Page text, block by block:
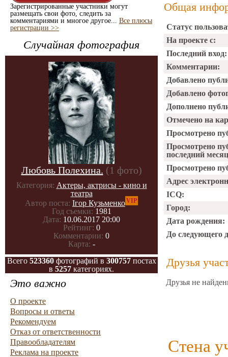
Зарегистрированные участники могут
размещать свои фото, следить за
комментариями и многое другое... Все плюсы
регистрации >>
Случайная фотография
Любовь Полехина. (1 фото)
Категория: Актеры, актрисы - кино и
театра
Автор поста: Ігор КузьменкоVIP
Год съемки: 1981
Дата: 10.06.2017 20:00
Рейтинг: 0
Комментарии: 0
Карта: -
Всего 523360фотографий в 300757постах
в 5257 категориях.
Это важно
О проекте
Вопросы и ответы
Рекомендуем
Отказ от ответственности
Правообладателям
Реклама на проекте
Общая
Статус
На проекте с:
Последний вход:
Комментарии:
Добавлено
Добавлено
Дополнено
Отмечено на
Просмотрено
Просмотрено
последний
Просмотрено
Адрес
ICQ:
Город:
Дата рождения:
До следующего
Друзья
Друзья не
Стена